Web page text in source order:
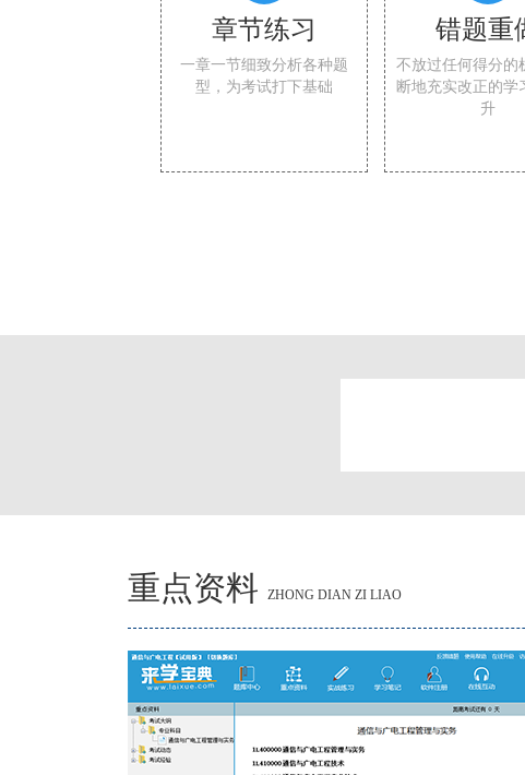
章节练习
一章一节细致分析各种题
型，为考试打下基础
错题重
不放过任何得分的
断地充实改正的学
升
重点资料 ZHONG DIAN ZI LIAO